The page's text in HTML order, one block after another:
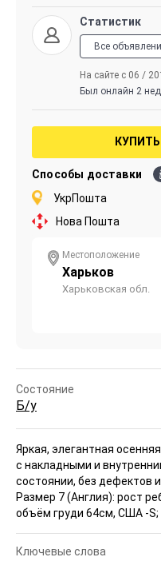
Статистик
Все
На сайте с 06 /
Был онлайн 2
Способы доставки
УкрПошта
Нова Пошта
Местоположение
Харьков
Харьковская обл.
Состояние
Б/у
Яркая, элегантная
с накладными и
состоянии, без дефектов
Размер 7 (Англия): рост
объём груди 64см, США -S;
Ключевые слова